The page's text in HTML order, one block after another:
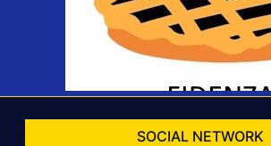
SOCIAL NETWORK